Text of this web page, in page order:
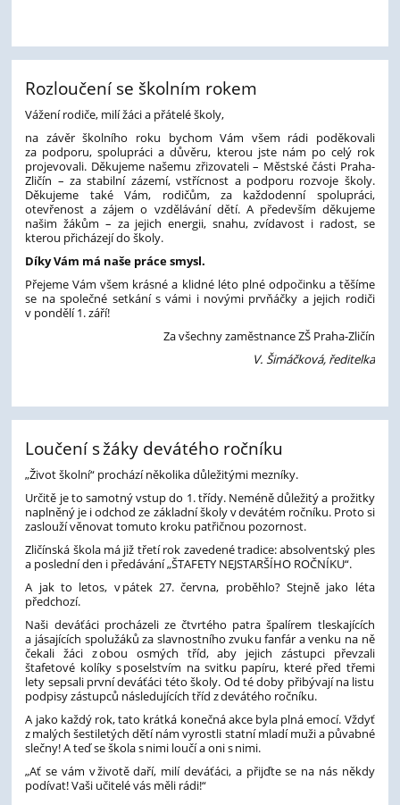
Rozloučení se školním rokem
Vážení rodiče, milí žáci a přátelé školy,
na závěr školního roku bychom Vám všem rádi poděkovali
za podporu, spolupráci a důvěru, kterou jste nám po celý rok
projevovali. Děkujeme našemu zřizovateli – Městské části Praha-
Zličín – za stabilní zázemí, vstřícnost a podporu rozvoje školy.
Děkujeme také Vám, rodičům, za každodenní spolupráci,
otevřenost a zájem o vzdělávání dětí. A především děkujeme
našim žákům – za jejich energii, snahu, zvídavost i radost, se
kterou přicházejí do školy.
Díky Vám má naše práce smysl.
Přejeme Vám všem krásné a klidné léto plné odpočinku a těšíme
se na společné setkání s vámi i novými prvňáčky a jejich rodiči
v pondělí 1. září!
Za všechny zaměstnance ZŠ Praha-Zličín
V. Šimáčková, ředitelka
Loučení s žáky devátého ročníku
„Život školní“ prochází několika důležitými mezníky.
Určitě je to samotný vstup do 1. třídy. Neméně důležitý a prožitky
naplněný je i odchod ze základní školy v devátém ročníku. Proto si
zaslouží věnovat tomuto kroku patřičnou pozornost.
Zličínská škola má již třetí rok zavedenétradice:absolventský ples
a poslední den i předávání „ŠTAFETY NEJSTARŠÍHO ROČNÍKU“.
A jak to letos, v pátek 27.června, proběhlo?Stejně jako léta
předchozí.
Naši deváťáci procházeli ze čtvrtého patra špalírem tleskajících
a jásajících spolužáků za slavnostního zvuku fanfár a venku na ně
čekali žáci z obou osmých tříd, aby jejich zástupci převzali
štafetové kolíkysposelstvím na svitku papíru, které před třemi
lety sepsali první deváťáci této školy. Od té doby přibývají na listu
podpisy zástupců následujících tříd z devátého ročníku.
A jako každý rok, tato krátká konečná akce byla plná emocí. Vždyť
z malých šestiletých dětí nám vyrostli statní mladí muži a půvabné
slečny!Ateď se škola s nimi loučí a oni s nimi.
„Ať se vám v životě daří, milí deváťáci, a přijďte se na nás někdy
podívat! Vaši učitelé vás měli rádi!“